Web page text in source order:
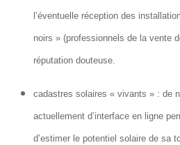
l’éventuelle réception des
noirs » (professionnels de la vente
réputation douteuse.
cadastres solaires « vivants » : de
actuellement d’interface en ligne
d’estimer le potentiel solaire de sa